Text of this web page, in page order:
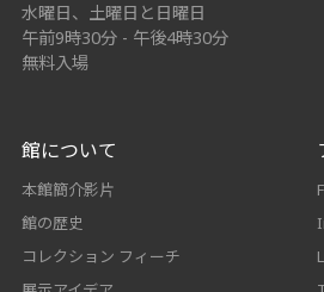
水曜日、土曜日と日曜日
午前9時30分 - 午後4時30分
無料入場
館について
本館簡介影片
館の歴史
コレクション フィーチ